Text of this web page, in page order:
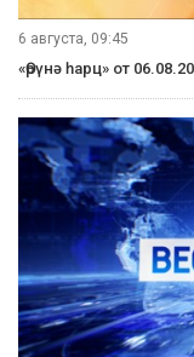
6 августа, 09:45
«Өрүнә һарц» от